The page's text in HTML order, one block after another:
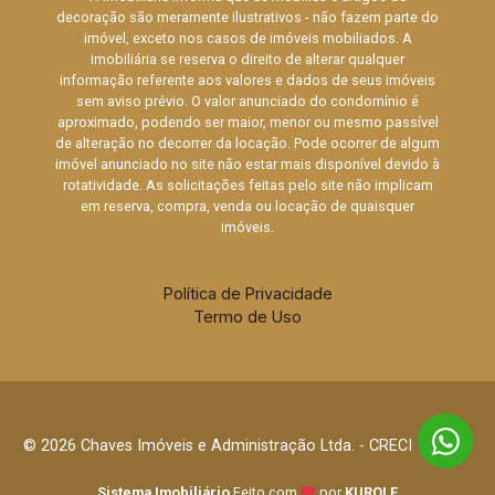
decoração são meramente ilustrativos - não fazem parte do
imóvel, exceto nos casos de imóveis mobiliados. A
imobiliária se reserva o direito de alterar qualquer
informação referente aos valores e dados de seus imóveis
sem aviso prévio. O valor anunciado do condomínio é
aproximado, podendo ser maior, menor ou mesmo passível
de alteração no decorrer da locação. Pode ocorrer de algum
imóvel anunciado no site não estar mais disponível devido à
rotatividade. As solicitações feitas pelo site não implicam
em reserva, compra, venda ou locação de quaisquer
imóveis.
Política de Privacidade
Termo de Uso
© 2026 Chaves Imóveis e Administração Ltda. - CRECI 12.544J